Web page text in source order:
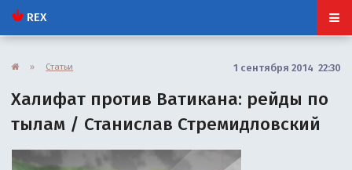
REX
» Статьи 1 сентября 2014 22:30
Халифат против Ватикана: рейды по
тылам / Станислав Стремидловский